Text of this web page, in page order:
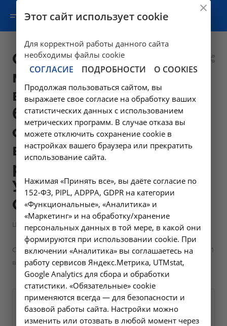
Сопровождение
мероприятий
врачебной
бригадой в
составе: 1 врач,
водитель (за 1 час
работы) - 23.34 в
Усолье-
Сибирском
Цены в Усолье-Сибирском — Скорая медицинская помощь
Медицинское сопровождение —
Сопровождение мероприятий врачебной бригадой в составе: 1
врач, водитель (за 1 час работы) - 23.34 в Усолье-Сибирском
Оформите заявку на сайте,
мы свяжемся с вами в
4000 ₽
Этот сайт использует cookie
Для корректной работы данного сайта
необходимы файлы cookie
СОГЛАСИЕ ПОДРОБНОСТИ О COOKIES
Продолжая пользоваться сайтом, вы
выражаете свое согласие на обработку ваших
статистических данных с использованием
метрических программ. В случае отказа вы
можете отключить сохранение cookie в
настройках вашего браузера или прекратить
использование сайта.
Нажимая «Принять все», вы даёте согласие по
152-ФЗ, PIPL, ADPPA, GDPR на категории
«Функциональные», «Аналитика» и
«Маркетинг» и на обработку/хранение
персональных данных в той мере, в какой они
формируются при использовании cookie. При
включении «Аналитика» вы соглашаетесь на
работу сервисов Яндекс.Метрика, UTMstat,
Google Analytics для сбора и обработки
статистики. «Обязательные» cookie
применяются всегда — для безопасности и
базовой работы сайта. Настройки можно
изменить или отозвать в любой момент через